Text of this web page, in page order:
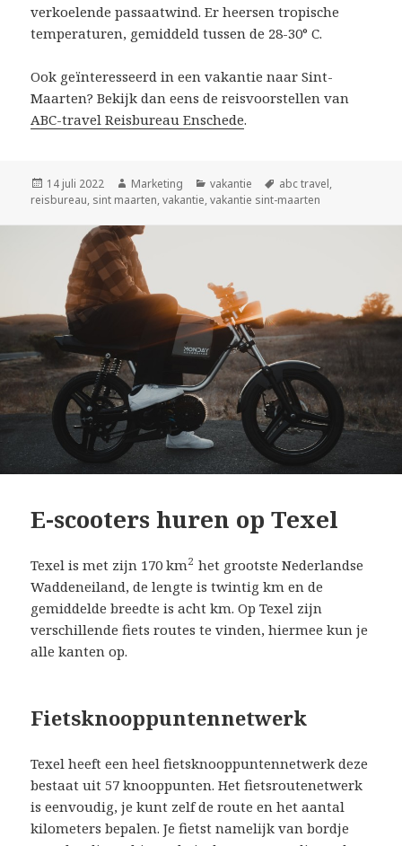
verkoelende passaatwind. Er heersen tropische
temperaturen, gemiddeld tussen de 28-30° C.
Ook geïnteresseerd in een vakantie naar Sint-
Maarten? Bekijk dan eens de reisvoorstellen van
ABC-travel Reisbureau Enschede.
Geplaatst
op
14 juli 2022 Auteur
Marketing Categorieën
vakantie Tags
abc travel,
reisbureau, sint maarten,vakantie,vakantie sint-maarten
E-scooters huren op Texel
Texel is met zijn 170 km2het grootste Nederlandse
Waddeneiland, de lengte is twintig km en de
gemiddelde breedte is acht km. Op Texel zijn
verschillende fiets routes te vinden, hiermee kun je
alle kanten op.
Fietsknooppuntennetwerk
Texel heeft een heel fietsknooppuntennetwerk deze
bestaat uit 57 knooppunten. Het fietsroutenetwerk
is eenvoudig, je kunt zelf de route en het aantal
kilometers bepalen. Je fietst namelijk van bordje